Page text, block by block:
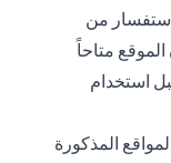
من
متاحاً
استخدام
المذكورة